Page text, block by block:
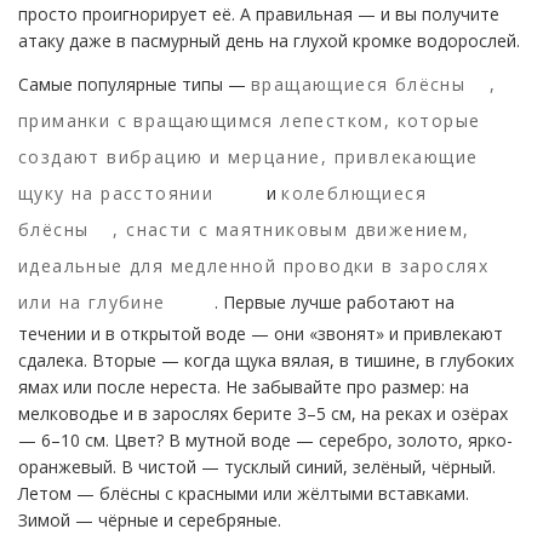
просто проигнорирует её. А правильная — и вы получите
атаку даже в пасмурный день на глухой кромке водорослей.
Самые популярные типы — вращающиеся блёсны
,
приманки с вращающимся лепестком, которые
создают вибрацию и мерцание, привлекающие
щуку на расстоянии
иколеблющиеся
блёсны
, снасти с маятниковым движением,
идеальные для медленной проводки в зарослях
или на глубине
. Первые лучше работают на
течении и в открытой воде — они «звонят» и привлекают
сдалека. Вторые — когда щука вялая, в тишине, в глубоких
ямах или после нереста. Не забывайте про размер: на
мелководье и в зарослях берите 3–5 см, на реках и озёрах
— 6–10 см. Цвет? В мутной воде — серебро, золото, ярко-
оранжевый. В чистой — тусклый синий, зелёный, чёрный.
Летом — блёсны с красными или жёлтыми вставками.
Зимой — чёрные и серебряные.